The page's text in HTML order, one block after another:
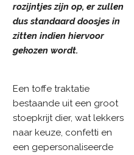
rozijntjes zijn op, er zullen
dus standaard doosjes in
zitten indien hiervoor
gekozen wordt.
Een toffe traktatie
bestaande uit een groot
stoepkrijt dier, wat lekkers
naar keuze, confetti en
een gepersonaliseerde